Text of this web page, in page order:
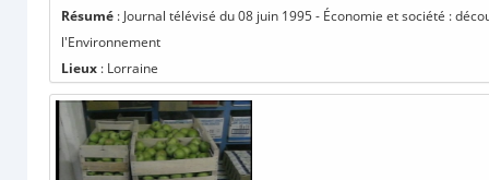
Résumé : Journal télévisé du 08 juin 1995 - Économie et société :
l'Environnement
Lieux : Lorraine